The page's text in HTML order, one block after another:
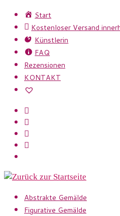
Zum
Inhalt
springen
Start
Kostenloser Versand
Künstlerin
FAQ
Rezensionen
KONTAKT
Abstrakte Gemälde
Figurative Gemälde